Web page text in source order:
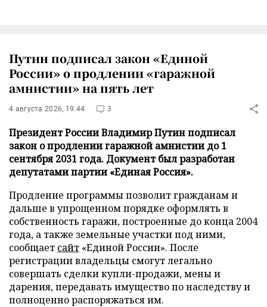
Путин подписал закон «Единой
России» о продлении «гаражной
амнистии» на пять лет
4 августа 2026, 19:44 3
Президент России Владимир Путин подписал
закон о продлении гаражной амнистии до 1
сентября 2031 года. Документ был разработан
депутатами партии «Единая Россия».
Продление программы позволит гражданам и
дальше в упрощенном порядке оформлять в
собственность гаражи, построенные до конца 2004
года, а также земельные участки под ними,
сообщает сайт «Единой России». После
регистрации владельцы смогут легально
совершать сделки купли-продажи, мены и
дарения, передавать имущество по наследству и
полноценно распоряжаться им.